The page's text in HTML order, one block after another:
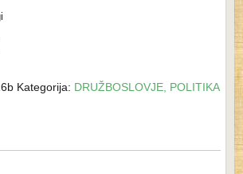
Kategorija: DRUŽBOSLOVJE, POLITIKA